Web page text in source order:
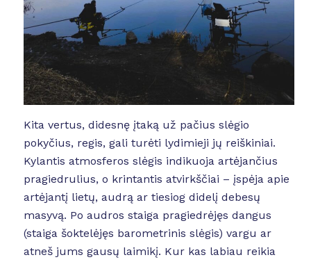
Kita vertus, didesnę įtaką už pačius slėgio
pokyčius, regis, gali turėti lydimieji jų reiškiniai.
Kylantis atmosferos slėgis indikuoja artėjančius
pragiedrulius, o krintantis atvirkščiai – įspėja apie
artėjantį lietų, audrą ar tiesiog didelį debesų
masyvą. Po audros staiga pragiedrėjęs dangus
(staiga šoktelėjęs barometrinis slėgis) vargu ar
atneš jums gausų laimikį. Kur kas labiau reikia